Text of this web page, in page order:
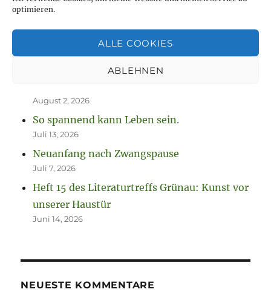
optimieren.
ALLE COOKIES
ABLEHNEN
NEUESTE BEITRÄGE
August 2, 2026
So spannend kann Leben sein.
Juli 13, 2026
Neuanfang nach Zwangspause
Juli 7, 2026
Heft 15 des Literaturtreffs Grünau: Kunst vor
unserer Haustür
Juni 14, 2026
NEUESTE KOMMENTARE